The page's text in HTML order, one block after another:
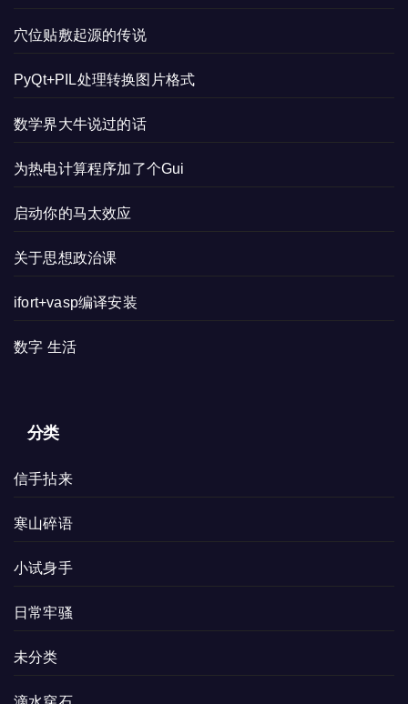
穴位贴敷起源的传说
PyQt+PIL处理转换图片格式
数学界大牛说过的话
为热电计算程序加了个Gui
启动你的马太效应
关于思想政治课
ifort+vasp编译安装
数字 生活
分类
信手拈来
寒山碎语
小试身手
日常牢骚
未分类